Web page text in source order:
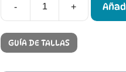
-
Zapatillas
Respetuosas
Anatomic
Starter
Eco
+
GUÍA DE TALLAS